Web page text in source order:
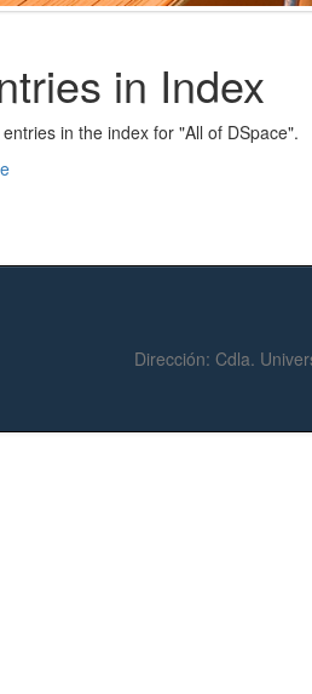
in Index
in the index for "All of DSpace".
Dirección: Cdla.